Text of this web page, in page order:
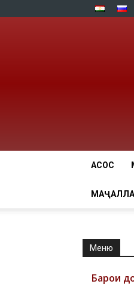
АСОСӢ
Меню
Барои